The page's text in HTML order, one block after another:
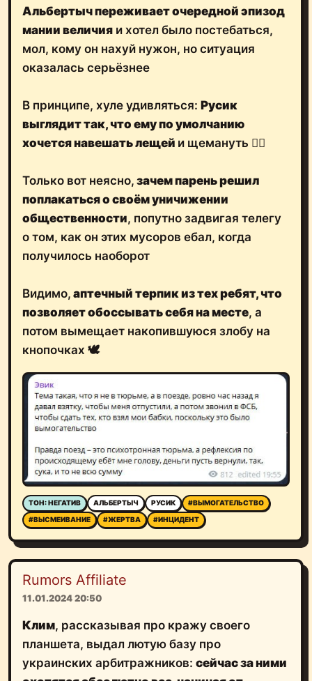
Альбертыч переживает очередной эпизод
мании величия и хотел было постебаться,
мол, кому он нахуй нужон, но ситуация
оказалась серьёзнее
В принципе, хуле удивляться: Русик
выглядит так, что ему по умолчанию
хочется навешать лещей и щемануть 🤷‍♂️
Только вот неясно, зачем парень решил
поплакаться о своём уничижении
общественности, попутно задвигая телегу
о том, как он этих мусоров ебал, когда
получилось наоборот
Видимо, аптечный терпик из тех ребят, что
позволяет обоссывать себя на месте, а
потом вымещает накопившуюся злобу на
кнопочках 🕊
ТОН: НЕГАТИВ АЛЬБЕРТЫЧ РУСИК
#ВЫМОГАТЕЛЬСТВО
#ВЫСМЕИВАНИЕ
#ЖЕРТВА #ИНЦИДЕНТ
Rumors Affiliate
11.01.2024 20:50
Клим, рассказывая про кражу своего
планшета, выдал лютую базу про
украинских арбитражников: сейчас за ними